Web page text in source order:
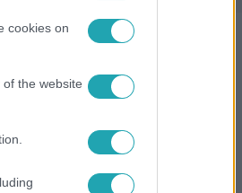
cookies on
the website